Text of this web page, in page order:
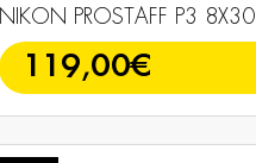
NIKON PROSTAFF P3 8X30
119,00€